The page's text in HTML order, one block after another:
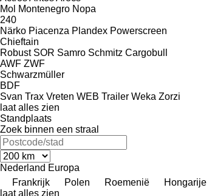
Mol Montenegro Nopa
240
Närko Piacenza Plandex Powerscreen
Chieftain
Robust SOR Samro Schmitz Cargobull
AWF ZWF
Schwarzmüller
BDF
Svan Trax Vreten WEB Trailer Weka Zorzi
laat alles zien
Standplaats
Zoek binnen een straal
Nederland Europa
Frankrijk
Polen Roemenië
Hongarije
laat alles zien